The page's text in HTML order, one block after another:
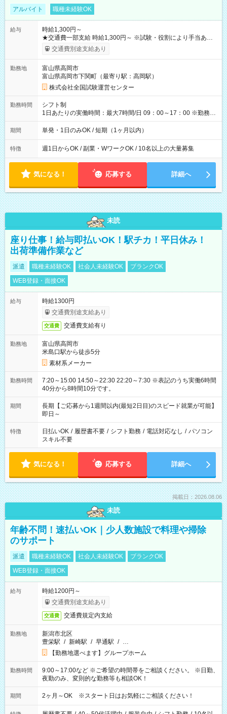
アルバイト 職種未経験OK
給与
時給1,300円～
★交通費一部支給 時給1,300円～ ※試験・役割により手当あり
※勤務回数により昇給あり 【即給（前払い）オプションあ
り！】 希望される場合、勤務から1週間ほどで給与の一部を受け
例】 ・河合塾模擬試験 8:30～17:30（休憩1時間） 時給1,300円
×8時間＝日収10,400円＋交通費 ※当日の役割により時給＋100
円の場合あり ・国家試験 7:00～13:30（休憩なし） 時給1,300
円（役割手当＋100円）×6時間＝日収8,400円＋交通費 【試用期
間】試用期間なし
交通費別途支給あり
勤務地
富山県高岡市
富山県高岡市下関町（最寄り駅：高岡駅）
株式会社全国試験運営センター
勤務時間
シフト制
1日あたりの実働時間：最大7時間/日 09：00～17：00 ※勤務時
間は 試験により異なります。
期間 単発・1日のみOK / 短期（1ヶ月以内）
特徴 週1日からOK / 副業・WワークOK / 10名以上の大量募集
気になる！ 応募する 詳細へ
未読
座り仕事！給与即払いOK！駅チカ！平日休み！
出荷準備作業など
派遣 職種未経験OK 社会人未経験OK
ブランクOK
WEB登録・面接OK
給与
時給1300円
交通費別途支給あり
交通費 交通費支給有り
勤務地
富山県高岡市
米島口駅から徒歩5分
素材系メーカー
勤務時間
7:20～15:00 14:50～22:30 22:20～7:30 ※表記のうち実働6時間
40分から8時間10分です。
期間
長期【ご応募から1週間以内(最短2日目)のスピード就業が可能】
即日～
特徴 日払いOK / 履歴書不要 / シフト勤務 / 電話対応なし / パソコン
スキル不要
気になる！ 応募する 詳細へ
掲載日：2026.08.06
未読
年齢不問！速払いOK｜少人数施設で料理や掃除
のサポート
派遣 職種未経験OK 社会人未経験OK
ブランクOK
WEB登録・面接OK
給与
時給1200円～
交通費別途支給あり
交通費 交通費規定内支給
勤務地
新潟市北区
豊栄駅 / 新崎駅 / 早通駅 / …
【勤務地選べます】グループホーム
勤務時間
9:00～17:00など ※ご希望の時間帯をご相談ください。 ※日勤、
夜勤のみ、変則的な勤務等も相談OK！
期間 2ヶ月～OK ※スタート日はお気軽にご相談ください！